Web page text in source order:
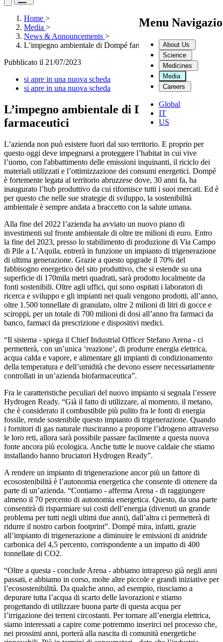
Menu
About Us
Science
Medicines
Media
Careers
Global
IT
US
Home >
Media >
News & Announcements >
L’impegno ambientale di Dompé farmaceutici
Pubblicato il 21/07/2023
si apre in una nuova scheda
si apre in una nuova scheda
L’impegno ambientale di Dompé
farmaceutici
L’azienda non può esistere fuori dal suo territorio. E proprio per
questo oggi deve impegnarsi a proteggere l’habitat in cui vive
l’uomo, con l'abbattimento delle emissioni inquinanti, il riciclo dei
materiali utilizzati e l’ottimizzazione dei consumi energetici. Dompé
è fortemente legata al territorio abruzzese dove, 30 anni fa, ha
inaugurato l’hub produttivo da cui rifornisce tutti i suoi mercati. Ed è
per questo che nelle sue strategie di sviluppo, la sostenibilità
ambientale è sempre andata a braccetto con la salute umana.
Alla fine del 2022 l’azienda ha avviato un nuovo piano di
investimenti sul fronte ambientale di oltre tre milioni di euro. Entro
la fine del 2023, presso lo stabilimento di produzione di Via Campo
di Pile a L’Aquila, entrerà in funzione un impianto di trigenerazione
di ultima generazione. Grazie a questo upgrade il 70% del
fabbisogno energetico del sito produttivo, che si estende su una
superficie di 170mila metri quadrati, sarà prodotto localmente da
fonti sostenibili. Oltre agli uffici, qui sono ospitati i laboratori di
ricerca e sviluppo e gli impianti nei quali vengono prodotti, all’anno,
oltre 1.500 tonnellate di granulato, oltre 2 milioni di litri di gocce e
sciroppi, per un totale di 700 milioni di dosi all’anno fra farmaci da
banco, farmaci da prescrizione e dispositivi medici.
“Il sistema - spiega il Chief Industrial Officer Stefano Arena - ci
permetterà, con un’unica ‘reazione’, di produrre energia elettrica,
acqua calda e vapore, e alimentare gli impianti di condizionamento
della temperatura e dell’umidità che devono essere necessariamente
controllati in un’azienda biofarmaceutica”.
Fra le caratteristiche peculiari del nuovo impianto si segnala l’essere
Hydrogen Ready. “Già il fatto di utilizzare, al momento, il metano,
che è considerato il combustibile più pulito fra le fonti di energia
fossile, rende sostenibile questo impianto di trigenerazione. Quando
i fornitori di gas naturale riusciranno a proporre l’idrogeno attraverso
le loro reti, allora sarà possibile passare facilmente a questa nuova
fonte ancora più ecologica. Anche tutte le nuove caldaie che stiamo
installando hanno bruciatori Hydrogen Ready”.
A rendere un impianto di trigenerazione ancor più un fattore di
ecosostenibilità è l’autonomia energetica che consente di ottenere da
parte di un’azienda. “Contiamo - afferma Arena - di raggiungere
almeno il 70 percento di autonomia energetica. Questo, da una parte
consentirà di risparmiare sui costi dell’energia (divenuti un grande
problema per tutti negli ultimi due anni), dall’altra ci permetterà di
ridurre il nostro carbon footprint”. Dompé mira, infatti, grazie
all’impianto di trigenerazione a diminuire le emissioni di anidride
carbonica del 4,5 percento, corrispondente a un impatto di 400
tonnellate di CO2.
“Oltre a questa - conclude Arena - abbiamo intrapreso già negli anni
passati, e abbiamo in corso, molte altre piccole e grandi iniziative per
l’ecosostenibilità. Da qualche anno, ad esempio, riusciamo a
depurare tutta l’acqua di scarto delle lavorazioni e stiamo
progettando di utilizzare buona parte di questa acqua per
l’irrigazione dei terreni circostanti. Per tornare all’energia elettrica,
siamo interessati a capire come potremmo inserirci nel processo che,
nei prossimi anni, porterà alla nascita di comunità energetiche